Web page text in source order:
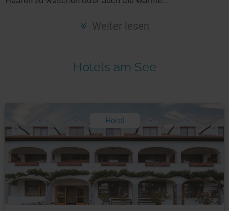
Glamping
Seen in Europa
alle Länder…
Weiter lesen
Hotels am See
Hotel
Foto: © booking.com